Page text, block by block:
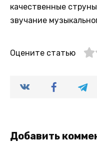
качественные
звучание
Оцените статью
Добавить